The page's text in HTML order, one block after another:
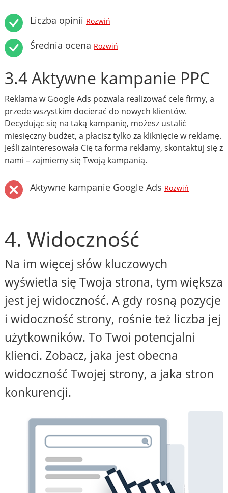
Liczba opinii Rozwiń
Średnia ocena Rozwiń
3.4 Aktywne kampanie PPC
Reklama w Google Ads pozwala realizować cele firmy, a
przede wszystkim docierać do nowych klientów.
Decydując się na taką kampanię, możesz ustalić
miesięczny budżet, a płacisz tylko za kliknięcie w reklamę.
Jeśli zainteresowała Cię ta forma reklamy, skontaktuj się z
nami – zajmiemy się Twoją kampanią.
Aktywne kampanie Google Ads Rozwiń
4. Widoczność
Na im więcej słów kluczowych
wyświetla się Twoja strona, tym większa
jest jej widoczność. A gdy rosną pozycje
i widoczność strony, rośnie też liczba jej
użytkowników. To Twoi potencjalni
klienci. Zobacz, jaka jest obecna
widoczność Twojej strony, a jaka stron
konkurencji.